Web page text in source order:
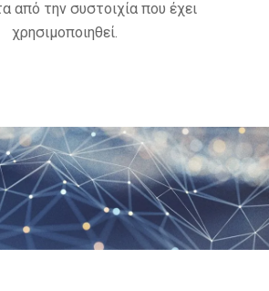
από την συστοιχία που έχει
χρησιμοποιηθεί.